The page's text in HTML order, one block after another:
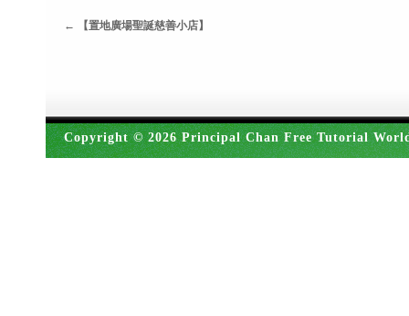
← 【置地廣場聖誕慈善小店】
Copyright © 2026 Principal Chan Free Tutorial